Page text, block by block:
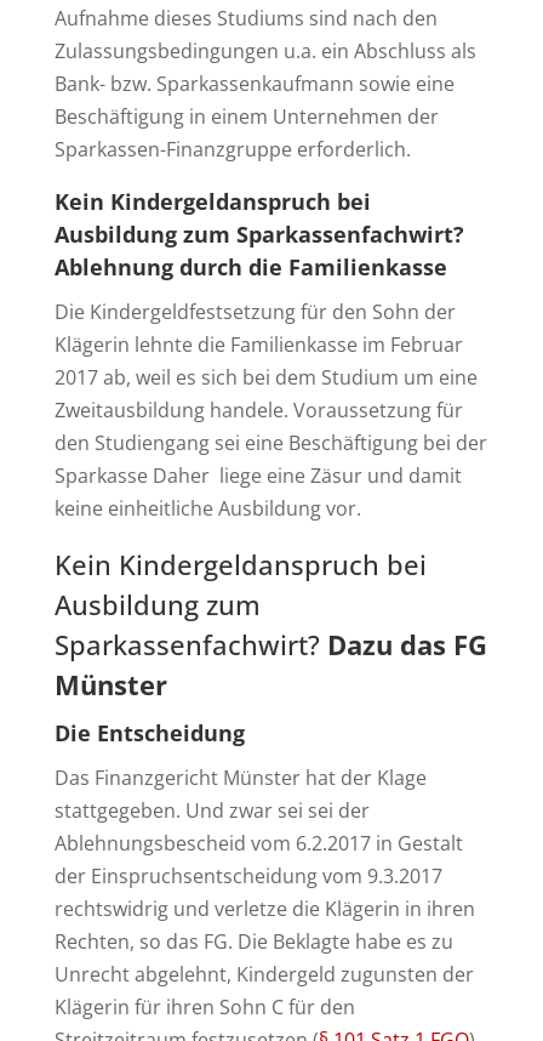
Aufnahme dieses Studiums sind nach den
Zulassungsbedingungen u.a. ein Abschluss als
Bank- bzw. Sparkassenkaufmann sowie eine
Beschäftigung in einem Unternehmen der
Sparkassen-Finanzgruppe erforderlich.
Kein Kindergeldanspruch bei
Ausbildung zum Sparkassenfachwirt?
Ablehnung durch die Familienkasse
Die Kindergeldfestsetzung für den Sohn der
Klägerin lehnte die Familienkasse im Februar
2017 ab, weil es sich bei dem Studium um eine
Zweitausbildung handele. Voraussetzung für
den Studiengang sei eine Beschäftigung bei der
Sparkasse Daher liege eine Zäsur und damit
keine einheitliche Ausbildung vor.
Kein Kindergeldanspruch bei
Ausbildung zum
Sparkassenfachwirt? Dazu das FG
Münster
Die Entscheidung
Das Finanzgericht Münster hat der Klage
stattgegeben. Und zwar sei sei der
Ablehnungsbescheid vom 6.2.2017 in Gestalt
der Einspruchsentscheidung vom 9.3.2017
rechtswidrig und verletze die Klägerin in ihren
Rechten, so das FG. Die Beklagte habe es zu
Unrecht abgelehnt, Kindergeld zugunsten der
Klägerin für ihren Sohn C für den